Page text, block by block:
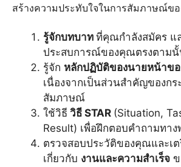
สร้างความประทับใจในการสัมภาษณ์ข
รู้จักบทบาท ที่คุณกำลังสมัคร แ
ประสบการณ์ของคุณตรงตาม
รู้จัก หลักปฏิบัติของนายหน้าข
เนื่องจากเป็นส่วนสำคัญของกร
สัมภาษณ์
ใช้วิธี วิธี STAR (Situation,
Result) เพื่อฝึกตอบคำถามทาง
ตรวจสอบประวัติของคุณและเ
เกี่ยวกับ งานและความสำเร็จ